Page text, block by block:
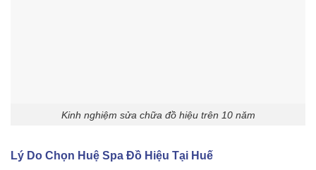
Kinh nghiệm sửa chữa đồ hiệu trên 10 năm
Lý Do Chọn Huệ Spa Đồ Hiệu Tại Huế